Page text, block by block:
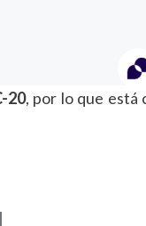
20, por lo que está